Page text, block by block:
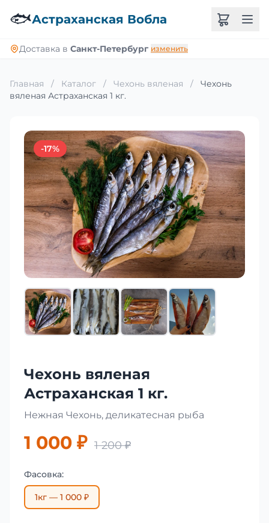
🐟Астраханская Вобла
Доставка в Санкт-Петербург изменить
Главная / Каталог / Чехонь вяленая /
Чехонь
вяленая Астраханская 1 кг.
-17%
Чехонь вяленая
Астраханская 1 кг.
Нежная Чехонь, деликатесная рыба
1 000 ₽ 1 200 ₽
Фасовка:
1кг — 1 000 ₽